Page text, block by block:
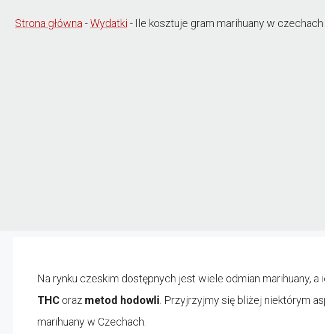
Strona główna-Wydatki - Ile kosztuje gram marihuany w
Na rynku czeskim dostępnych jest wiele odmian marihuany, a
THC oraz metod hodowli . Przyjrzyjmy się bliżej niektórym
marihuany w Czechach.